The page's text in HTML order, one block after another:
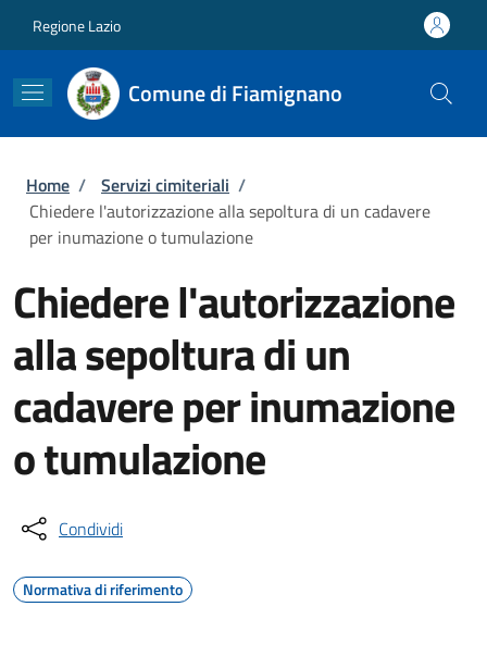
Regione Lazio
Comune di Fiamignano
Briciole di pane
Home / Servizi cimiteriali /
Chiedere l'autorizzazione alla sepoltura di un cadavere
per inumazione o tumulazione
Chiedere l'autorizzazione
alla sepoltura di un
cadavere per inumazione
o tumulazione
Condividi
Normativa di riferimento